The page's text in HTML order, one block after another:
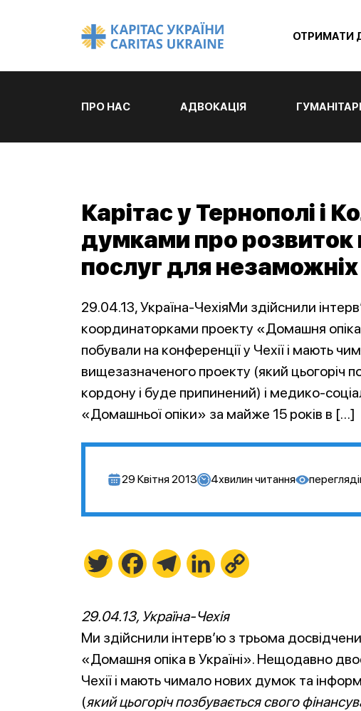
ОТРИМАТИ
ПРО НАС АДВОКАЦІЯ
Карітас у Тернополі і
думками про розвиток
послуг для незаможніх
29.04.13, Україна-ЧехіяМи здійснили
координаторками проекту «Домашня
побували на конференції у Чехії і мають
вищезазначеного проекту (який цьогоріч
кордону і буде припинений) і медико-
«Домашньої опіки» за майже 15 років в […]
29 Квітня 2013 4хвилин читання
Twitter FacebookTelegramLinkedIn
29.04.13, Україна-Чехія
Ми здійснили інтерв’ю з трьома
«Домашня опіка в Україні». Нещодавно
Чехії і мають чимало нових думок та
(який цьогоріч позбувається свого